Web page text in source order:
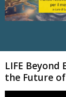
LIFE
the Future